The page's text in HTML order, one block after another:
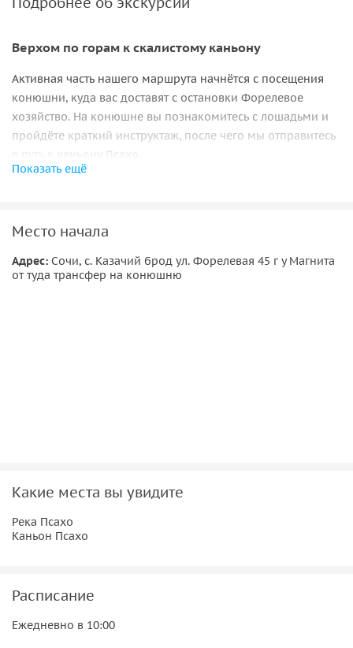
Верхом по горам к скалистому каньону
Активная часть нашего маршрута начнётся с посещения
конюшни, куда вас доставят с остановки Форелевое
хозяйство. На конюшне вы познакомитесь с лошадьми и
пройдёте краткий инструктаж, после чего мы отправитесь
того, в жаркую погоду можно будет искупаться в реке,
берите сменную одежду.
Показать ещё
Место начала
Адрес: Сочи, с. Казачий брод ул. Форелевая 45 г у Магнита
от туда трансфер на конюшню
Какие места вы увидите
Река Псахо
Каньон Псахо
Расписание
Ежедневно в 10:00